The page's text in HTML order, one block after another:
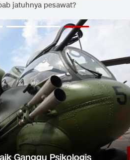
jatuhnya pesawat?